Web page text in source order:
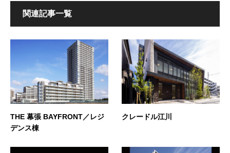
関連記事一覧
THE 幕張 BAYFRONT／レジ
デンス棟
クレードル江川